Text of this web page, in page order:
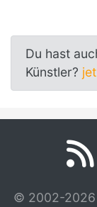
Du hast
Künstler?
© 2002-2026